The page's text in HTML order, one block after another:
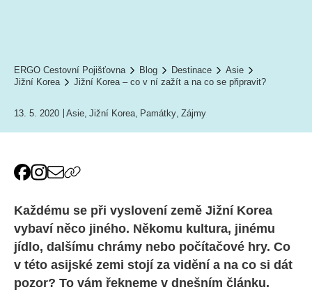
ERGO Cestovní Pojišťovna Blog Destinace
Asie
Jižní Korea
Jižní Korea – co v ní zažít a na co se připravit?
13. 5. 2020 Asie, Jižní Korea, Památky, Zájmy
Každému se při vyslovení země Jižní Korea
vybaví něco jiného. Někomu kultura, jinému
jídlo, dalšímu chrámy nebo počítačové hry. Co
v této asijské zemi stojí za vidění a na co si dát
pozor? To vám řekneme v dnešním článku.